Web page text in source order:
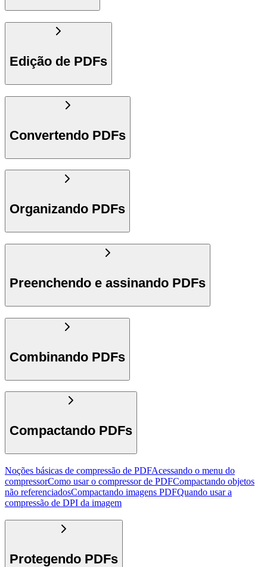
Edição de PDFs
Convertendo PDFs
Organizando PDFs
Preenchendo e assinando PDFs
Combinando PDFs
Compactando PDFs
Noções básicas de compressão de PDFAcessando o menu do
compressorComo usar o compressor de PDFCompactando objetos
não referenciadosCompactando imagens PDFQuando usar a
compressão de DPI da imagem
Protegendo PDFs